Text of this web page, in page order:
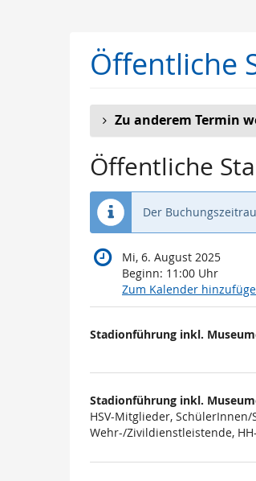
Öffentliche
Zu anderem Termin
Öffentliche
Der
Mi, 6. August 2025
Beginn: 11:00 Uhr
Zum Kalender
Produkte
Produkte
Stadionführung inkl.
Stadionführung inkl.
HSV-Mitglieder,
Wehr-/Zivildienstleistende,